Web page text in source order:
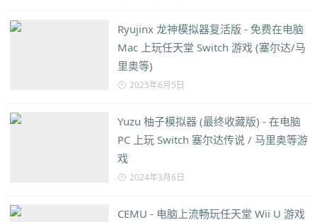
Ryujinx 龙神模拟器复活版 - 免费在电脑
Mac 上玩任天堂 Switch 游戏 (塞尔达/马
里奥等)
2025年6月5日
Yuzu 柚子模拟器 (最终收藏版) - 在电脑
PC 上玩 Switch 塞尔达传说 / 马里奥等游
戏
2024年3月6日
CEMU - 电脑上流畅玩任天堂 Wii U 游戏